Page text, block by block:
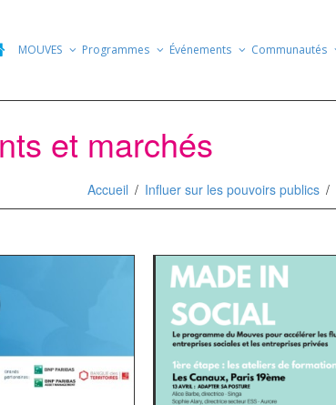
MOUVES Programmes Événements Communautés
et marchés
Accueil Influer sur les pouvoirs publics